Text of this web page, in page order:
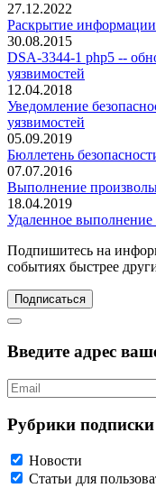
27.12.2022
Раскрытие информации
30.08.2015
DSA-3344-1 php5 --
уязвимостей
12.04.2018
Уведомление
уязвимостей
05.09.2019
Бюллетень
07.07.2016
Выполнение
18.04.2019
Удаленное выполнение
Подпишитесь на
событиях быстрее
Подписаться
Введите адрес
Рубрики подписки
Новости
Статьи для